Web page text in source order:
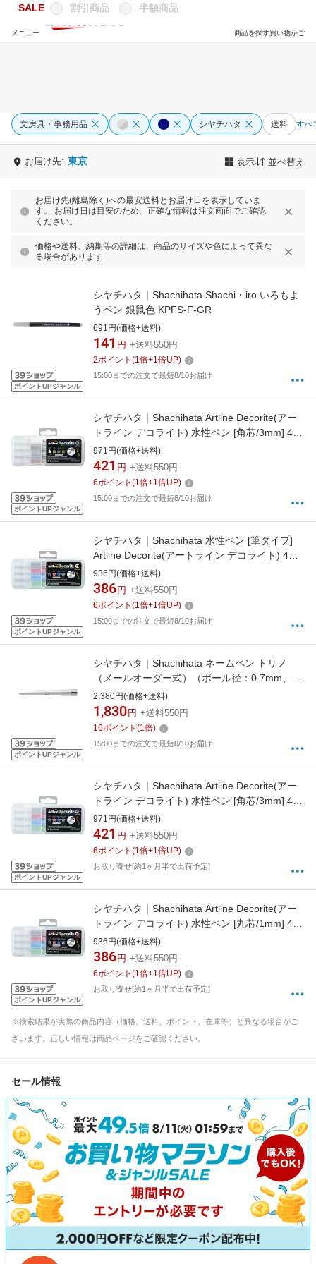
買い物かご
商品を探す
メニュー
SALE 割引商品 半額商品
文房具・事務用品 シヤチハタ 送料 すべ
お届け先: 東京 表示 並べ替え
お届け先(離島除く)への最安送料とお届け日を表示していま
す。 お届け日は目安のため、正確な情報は注文画面でご確認
ください。
価格や送料、納期等の詳細は、商品のサイズや色によって異な
る場合があります
ポイントUPジャンル
シヤチハタ｜Shachihata Shachi・iro いろもよ
うペン 銀鼠色 KPFS-F-GR
691円(価格+送料)
141 円 +送料550円
2ポイント (1倍+1倍UP)
15:00までの注文で最短8/10お届け
ポイントUPジャンル
シヤチハタ｜Shachihata Artline Decorite(アー
トライン デコライト) 水性ペン [角芯/3mm] 4色
セット2 EDF-3/4PSH2
971円(価格+送料)
421 円 +送料550円
6ポイント (1倍+1倍UP)
15:00までの注文で最短8/10お届け
ポイントUPジャンル
シヤチハタ｜Shachihata 水性ペン [筆タイプ]
Artline Decorite(アートライン デコライト) 4色
セット3 EDF-F/4PSH3
936円(価格+送料)
386 円 +送料550円
6ポイント (1倍+1倍UP)
15:00までの注文で最短8/10お届け
ポイントUPジャンル
シヤチハタ｜Shachihata ネームペン トリノ
（メールオーダー式）（ボール径：0.7mm、芯
径：0.5mm） NP-TF1/MO シルバー
[NPTF1MO]
2,380円(価格+送料)
1,830 円 +送料550円
16ポイント (1倍)
15:00までの注文で最短8/10お届け
ポイントUPジャンル
シヤチハタ｜Shachihata Artline Decorite(アー
トライン デコライト) 水性ペン [角芯/3mm] 4色
セット3 EDF-3/4PSH3
971円(価格+送料)
421 円 +送料550円
6ポイント (1倍+1倍UP)
お取り寄せ[約1ヶ月半で出荷予定]
ポイントUPジャンル
シヤチハタ｜Shachihata Artline Decorite(アー
トライン デコライト) 水性ペン [丸芯/1mm] 4色
セット3 EDF-1/4PSH3
936円(価格+送料)
386 円 +送料550円
6ポイント (1倍+1倍UP)
お取り寄せ[約1ヶ月半で出荷予定]
※検索結果が実際の商品内容（価格、送料、ポイント、在庫等）と異なる場合がご
ざいます。正しい情報は商品ページをご確認ください。
セール情報